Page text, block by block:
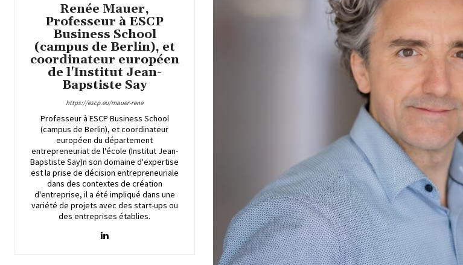
Renée Mauer,
Professeur à ESCP
Business School
(campus de Berlin), et
coordinateur européen
de l'Institut Jean-
Bapstiste Say
https://escp.eu/mauer-rene
Professeur à ESCP Business School
(campus de Berlin), et coordinateur
européen du département
entrepreneuriat de l'école (Institut Jean-
Bapstiste Say)n son domaine d'expertise
est la prise de décision entrepreneuriale
dans des contextes de création
d'entreprise, il a été impliqué dans une
variété de projets avec des start-ups ou
des entreprises établies.